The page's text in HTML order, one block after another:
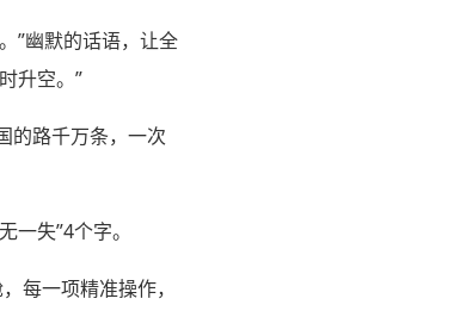
”幽默的话语，让全
升空。”
的路千万条，一次
失”4个字。
每一项精准操作，